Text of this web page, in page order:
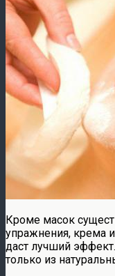
Кроме масок
упражнения, крема
даст лучший
только из